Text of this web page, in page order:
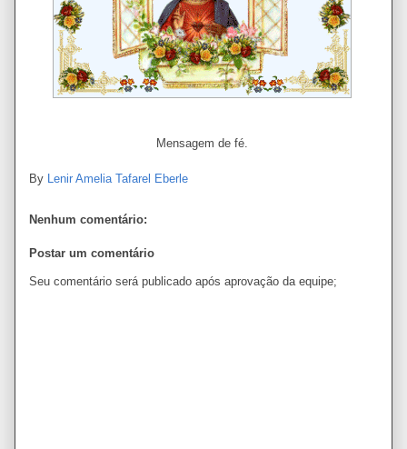
Mensagem de fé.
By Lenir Amelia Tafarel Eberle
Nenhum comentário:
Postar um comentário
Seu comentário será publicado após aprovação da equipe;